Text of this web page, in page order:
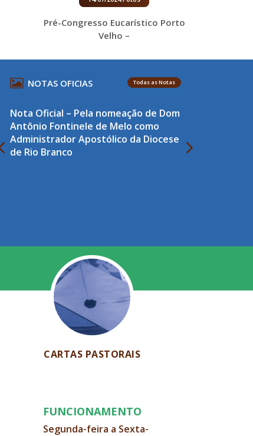
Pré-Congresso Eucarístico Porto
Velho –
NOTAS OFICIAS Todas as Notas
Nota Oficial – Pela nomeação de Dom
Antônio Fontinele de Melo como
Administrador Apostólico da Diocese
de Rio Branco
CARTAS PASTORAIS
FUNCIONAMENTO
Segunda-feira a Sexta-